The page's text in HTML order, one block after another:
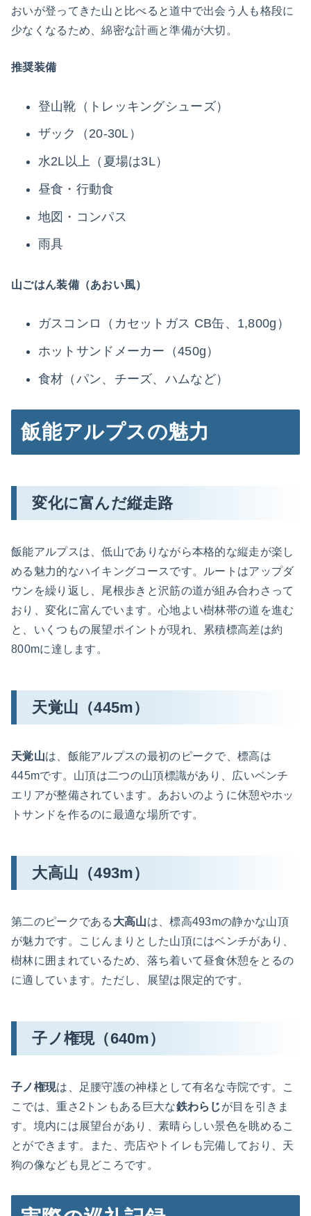
おいが登ってきた山と比べると道中で出会う人も格段に
少なくなるため、綿密な計画と準備が大切。
推奨装備
登山靴（トレッキングシューズ）
ザック（20-30L）
水2L以上（夏場は3L）
昼食・行動食
地図・コンパス
雨具
山ごはん装備（あおい風）
ガスコンロ（カセットガス CB缶、1,800g）
ホットサンドメーカー（450g）
食材（パン、チーズ、ハムなど）
飯能アルプスの魅力
変化に富んだ縦走路
飯能アルプスは、低山でありながら本格的な縦走が楽し
める魅力的なハイキングコースです。ルートはアップダ
ウンを繰り返し、尾根歩きと沢筋の道が組み合わさって
おり、変化に富んでいます。心地よい樹林帯の道を進む
と、いくつもの展望ポイントが現れ、累積標高差は約
800mに達します。
天覚山（445m）
天覚山は、飯能アルプスの最初のピークで、標高は
445mです。山頂は二つの山頂標識があり、広いベンチ
エリアが整備されています。あおいのように休憩やホッ
トサンドを作るのに最適な場所です。
大高山（493m）
第二のピークである 大高山は、標高493mの静かな山頂
が魅力です。こじんまりとした山頂にはベンチがあり、
樹林に囲まれているため、落ち着いて昼食休憩をとるの
に適しています。ただし、展望は限定的です。
子ノ権現（640m）
子ノ権現は、足腰守護の神様として有名な寺院です。こ
こでは、重さ2トンもある巨大な鉄わらじが目を引きま
す。境内には展望台があり、素晴らしい景色を眺めるこ
とができます。また、売店やトイレも完備しており、天
狗の像なども見どころです。